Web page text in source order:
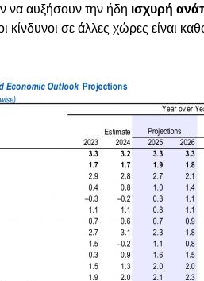
να αυξήσουν την ήδη ισχυρή
σε άλλες χώρες είναι